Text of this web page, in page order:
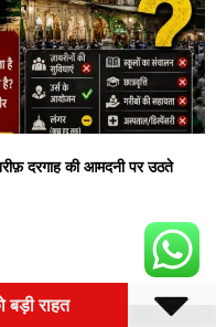
दरगाह की आमदनी पर उठते
प्रदीप रावत का निधन, बेटे ने